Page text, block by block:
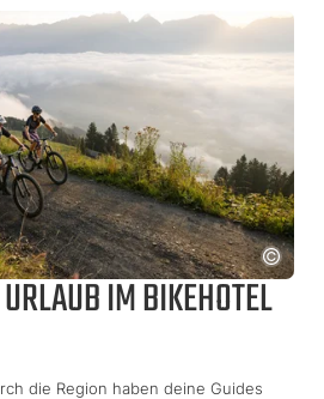
IM BIKEHOTEL
die Region haben deine Guides